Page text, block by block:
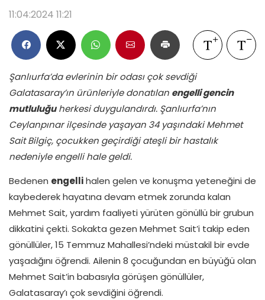
11:04:2024 11:21
Şanlıurfa’da evlerinin bir odası çok sevdiği
Galatasaray’ın ürünleriyle donatılan engelli gencin
mutluluğuherkesi duygulandırdı. Şanlıurfa’nın
Ceylanpınar ilçesinde yaşayan 34 yaşındaki Mehmet
Sait Bilgiç, çocukken geçirdiği ateşli bir hastalık
nedeniyle engelli hale geldi.
Bedenen engellihalen gelen ve konuşma yeteneğini de
kaybederek hayatına devam etmek zorunda kalan
Mehmet Sait, yardım faaliyeti yürüten gönüllü bir grubun
dikkatini çekti. Sokakta gezen Mehmet Sait’i takip eden
gönüllüler, 15 Temmuz Mahallesi’ndeki müstakil bir evde
yaşadığını öğrendi. Ailenin 8 çocuğundan en büyüğü olan
Mehmet Sait’in babasıyla görüşen gönüllüler,
Galatasaray’ı çok sevdiğini öğrendi.